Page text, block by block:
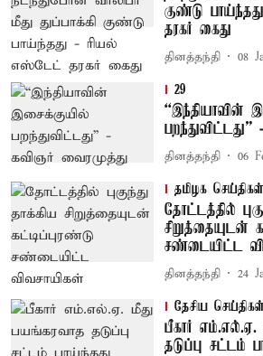
குண்டு
தரகர் கைது
தினத்தந்தி 08
29
“இந்தியாவின்
தினத்தந்தி 06
தமிழக செய்திகள்
தோட்டத்தில்
சிறுத்தையுடன்
சண்டையிட்ட
தினத்தந்தி 24
தேசிய
பீகார்
தடுப்பு சட்டம்